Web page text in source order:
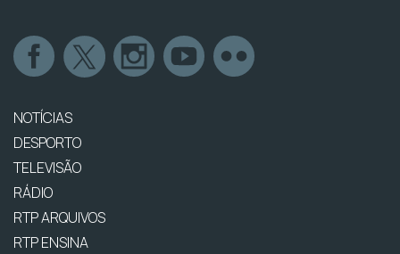
NOTÍCIAS
DESPORTO
TELEVISÃO
RÁDIO
RTP ARQUIVOS
RTP ENSINA